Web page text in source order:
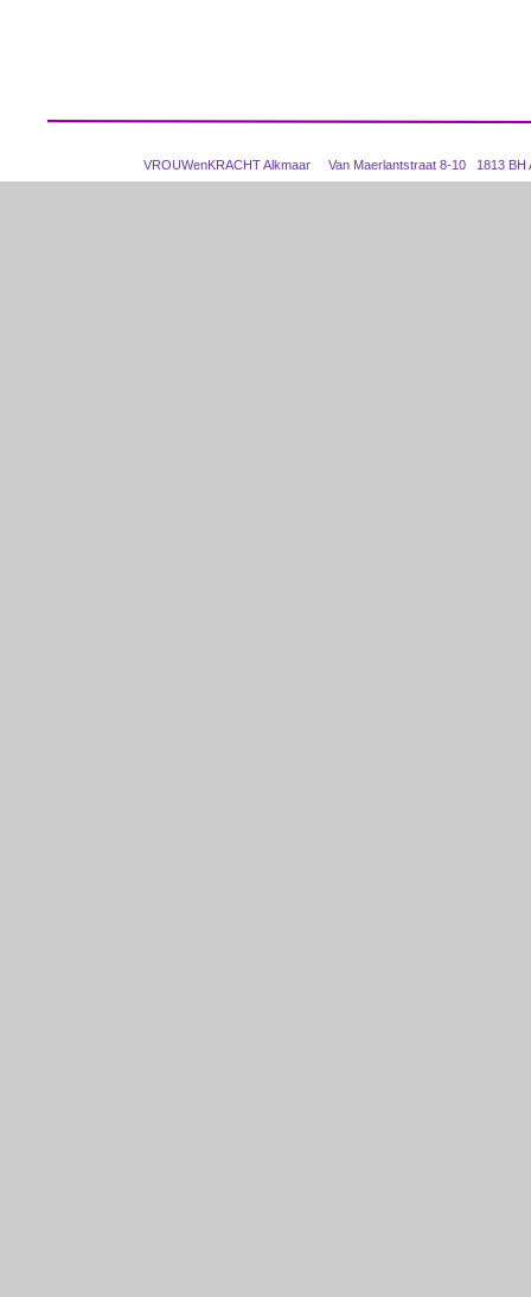
VROUWenKRACHT Alkmaar Van Maerlantstraat 8-10 1813